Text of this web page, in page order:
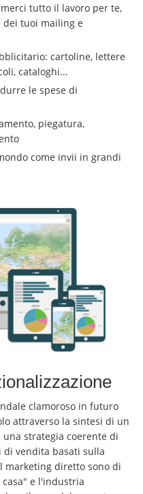
tutto il lavoro per te,
tuoi mailing e
cartoline, lettere
cataloghi...
le spese di
piegatura,
come invii in grandi
clamoroso in futuro
attraverso la sintesi di un
strategia coerente di
di vendita basati sulla
marketing diretto sono di
e l'industria